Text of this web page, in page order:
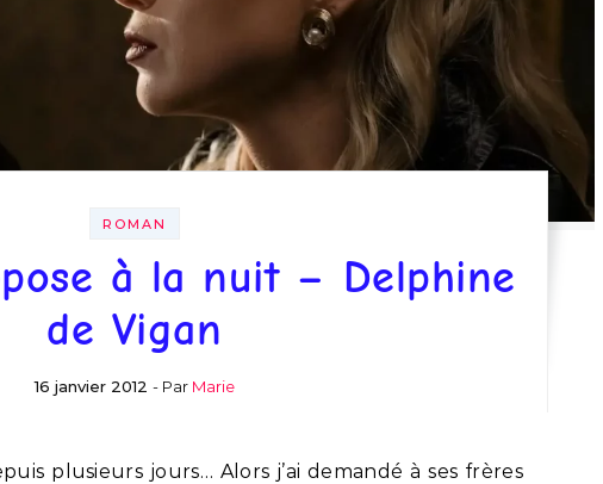
ROMAN
à la nuit – Delphine
de Vigan
16 janvier 2012 - Par Marie
plusieurs jours… Alors j’ai demandé à ses frères